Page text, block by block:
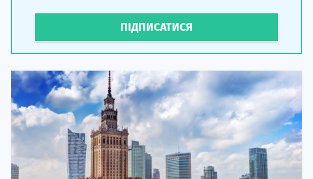
ПІДПИСАТИСЯ